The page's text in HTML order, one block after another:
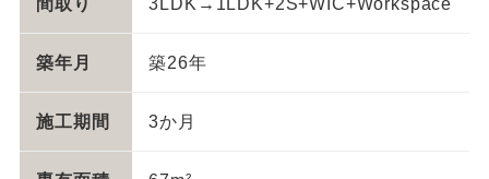
間取り 3LDK→1LDK+2S+WIC+Workspace
築年月 築26年
施工期間 3か月